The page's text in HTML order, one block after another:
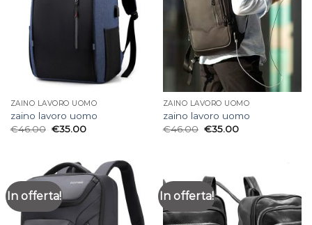
ZAINO LAVORO UOMO
zaino lavoro uomo
€46.00 €35.00
ZAINO LAVORO UOMO
zaino lavoro uomo
€46.00 €35.00
In offerta! In offerta!